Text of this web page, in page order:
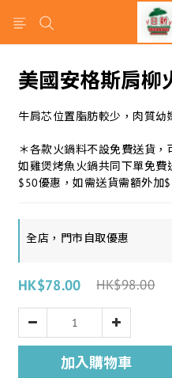
美國安格斯肩柳
牛肩芯位置脂肪較少，肉質幼
＊各款火鍋料不設免費送貨
如雞煲烤魚火鍋共同下單免
$50優惠，如需送貨需額外加
全店，門市自取優惠
HK$78.00 HK$98.00
加入購物車